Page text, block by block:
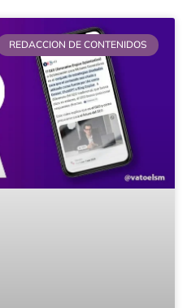
REDACCION DE CONTENIDOS